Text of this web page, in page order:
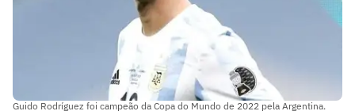
Guido Rodríguez foi campeão da Copa do Mundo de 2022 pela Argentina.